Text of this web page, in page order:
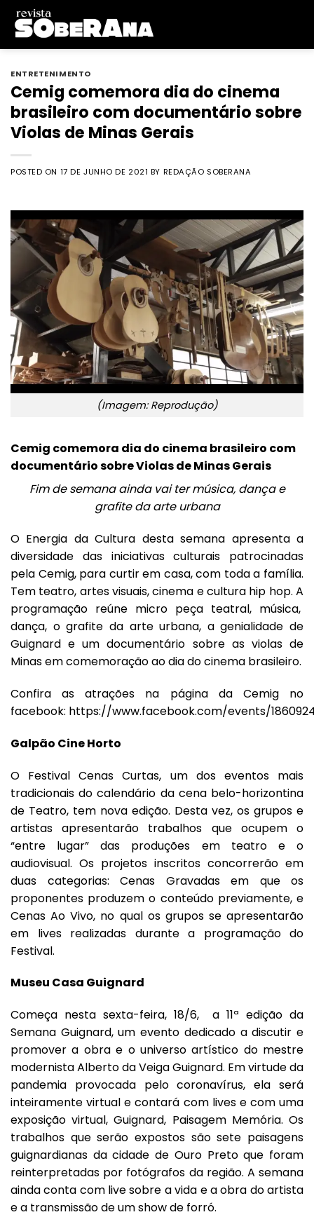
Skip
content
ENTRETENIMENTO
Cemig comemora dia do cinema
brasileiro com documentário sobre
Violas de Minas Gerais
POSTED ON 17 DE JUNHO DE 2021 BY REDAÇÃO SOBERANA
(Imagem: Reprodução)
Cemig comemora dia do cinema brasileiro com
documentário sobre Violas de Minas Gerais
Fim de semana ainda vai ter música, dança e
grafite da arte urbana
O Energia da Cultura desta semana apresenta a
diversidade das iniciativas culturais patrocinadas
pela Cemig, para curtir em casa, com toda a família.
Tem teatro, artes visuais, cinema e cultura hip hop. A
programação reúne micro peça teatral, música,
dança, o grafite da arte urbana, a genialidade de
Guignard e um documentário sobre as violas de
Minas em comemoração ao dia do cinema brasileiro.
Confira as atrações na página da Cemig no
facebook: https://www.facebook.com/events/
Galpão Cine Horto
O Festival Cenas Curtas, um dos eventos mais
tradicionais do calendário da cena belo-horizontina
de Teatro, tem nova edição. Desta vez, os grupos e
artistas apresentarão trabalhos que ocupem o
“entre lugar” das produções em teatro e o
audiovisual. Os projetos inscritos concorrerão em
duas categorias: Cenas Gravadas em que os
proponentes produzem o conteúdo previamente, e
Cenas Ao Vivo, no qual os grupos se apresentarão
em lives realizadas durante a programação do
Festival.
Museu Casa Guignard
Começa nesta sexta-feira, 18/6, a 11ª edição da
Semana Guignard, um evento dedicado a discutir e
promover a obra e o universo artístico do mestre
modernista Alberto da Veiga Guignard. Em virtude da
pandemia provocada pelo coronavírus, ela será
inteiramente virtual e contará com lives e com uma
exposição virtual, Guignard, Paisagem Memória. Os
trabalhos que serão expostos são sete paisagens
guignardianas da cidade de Ouro Preto que foram
reinterpretadas por fotógrafos da região. A semana
ainda conta com live sobre a vida e a obra do artista
e a transmissão de um show de forró.